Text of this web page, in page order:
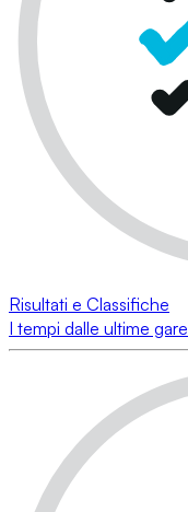
Risultati e Classifiche
I tempi dalle ultime gare